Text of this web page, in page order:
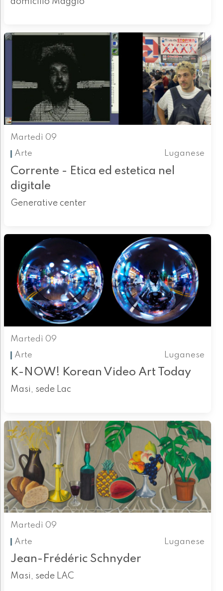
Martedì 09
Arte
Luganese
Corrente - Etica ed estetica nel
digitale
Generative center
Martedì 09
Arte
Luganese
K-NOW! Korean Video Art Today
Masi, sede Lac
Martedì 09
Arte
Luganese
Jean-Frédéric Schnyder
Masi, sede LAC